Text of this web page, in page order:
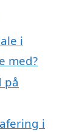
i
med?
på
i